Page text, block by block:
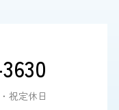
祝定休日